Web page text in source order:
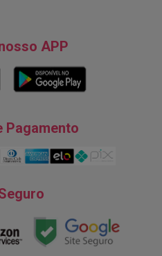
APP
Pagamento